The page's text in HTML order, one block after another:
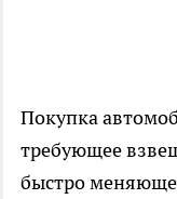
Покупка
требующее
быстро